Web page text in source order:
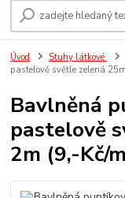
Úvod Stuhy látkové
pastelově světle zelená
Bavlněná
pastelově
2m (9,-Kč/